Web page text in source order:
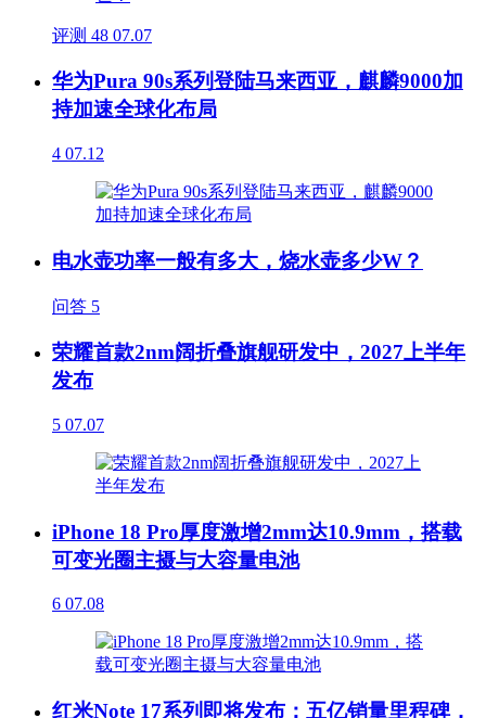
评测 48 07.07
华为Pura 90s系列登陆马来西亚，麒麟9000加
持加速全球化布局
4 07.12
电水壶功率一般有多大，烧水壶多少W？
问答 5
荣耀首款2nm阔折叠旗舰研发中，2027上半年
发布
5 07.07
iPhone 18 Pro厚度激增2mm达10.9mm，搭载
可变光圈主摄与大容量电池
6 07.08
红米Note 17系列即将发布：五亿销量里程碑，